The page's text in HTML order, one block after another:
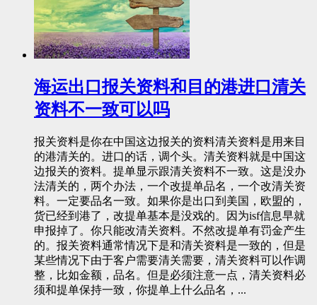
海运出口报关资料和目的港进口清关
资料不一致可以吗
报关资料是你在中国这边报关的资料清关资料是用来目
的港清关的。进口的话，调个头。清关资料就是中国这
边报关的资料。提单显示跟清关资料不一致。这是没办
法清关的，两个办法，一个改提单品名，一个改清关资
料。一定要品名一致。如果你是出口到美国，欧盟的，
货已经到港了，改提单基本是没戏的。因为isf信息早就
申报掉了。你只能改清关资料。不然改提单有罚金产生
的。报关资料通常情况下是和清关资料是一致的，但是
某些情况下由于客户需要清关需要，清关资料可以作调
整，比如金额，品名。但是必须注意一点，清关资料必
须和提单保持一致，你提单上什么品名，...